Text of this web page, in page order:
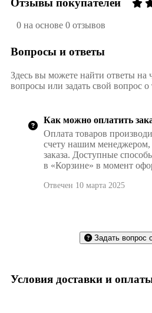
0 на основе 0 отзывов
Вопросы и ответы
Здесь вы можете найти ответы на
вопросы или задать свой вопрос о
Как можно оплатить
Оплата товаров
счету нашим
заказа. Доступные
в «Корзине» в момент
Отвечен 10 марта 2025
Задать вопрос
Условия доставки и